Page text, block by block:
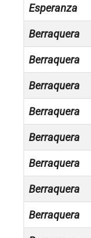
Esperanza
Berraquera
Berraquera
Berraquera
Berraquera
Berraquera
Berraquera
Berraquera
Berraquera